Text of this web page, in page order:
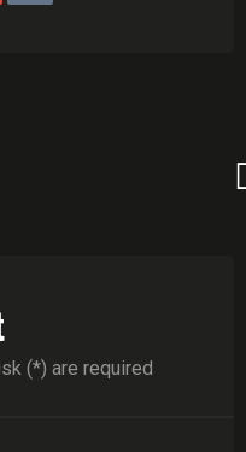
(*) are required